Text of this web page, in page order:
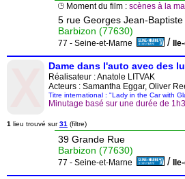
Moment du film : scènes à la
5 rue Georges Jean-
Barbizon (77630)
77 - Seine-et-Marne /
Dame dans l'auto avec des
Réalisateur :Anatole LITVAK
Acteurs : Samantha Eggar, Oliver
Titre international : "Lady in the Car with
Minutage basé sur une durée de
1 lieu trouvé sur31 (filtre)
39 Grande Rue
Barbizon (77630)
77 - Seine-et-Marne /